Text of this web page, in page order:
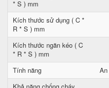
* S ) mm
Kích thước sử dụng ( C *
R * S ) mm
Kích thước ngăn kéo ( C
* R * S ) mm
Tính năng